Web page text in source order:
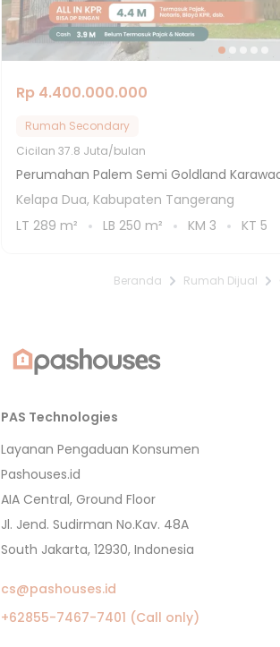
Rp 4.400.000.000
Rumah Secondary
Cicilan 37.8 Juta/bulan
Perumahan Palem Semi Goldland
Kelapa Dua, Kabupaten Tangerang
LT 289 m² LB 250 m² KM 3 KT 5
Beranda Rumah Dijual
PAS Technologies
Layanan Pengaduan Konsumen
Pashouses.id
AIA Central, Ground Floor
Jl. Jend. Sudirman No.Kav. 48A
South Jakarta, 12930, Indonesia
cs@pashouses.id
+62855-7467-7401 (Call only)